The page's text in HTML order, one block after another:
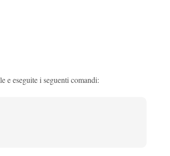
e eseguite i seguenti comandi: